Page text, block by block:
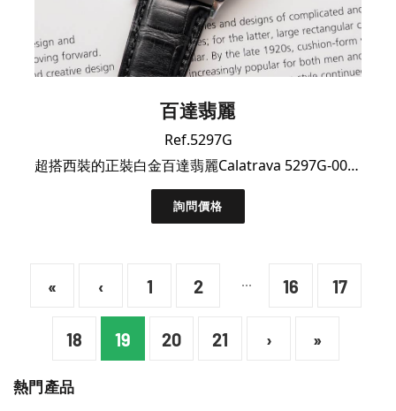
百達翡麗
Ref.5297G
超搭西裝的正裝白金百達翡麗Calatrava 5297G-001淨錶
詢問價格
« ‹ 1 2 ... 16 17
18 19 20 21 › »
熱門產品